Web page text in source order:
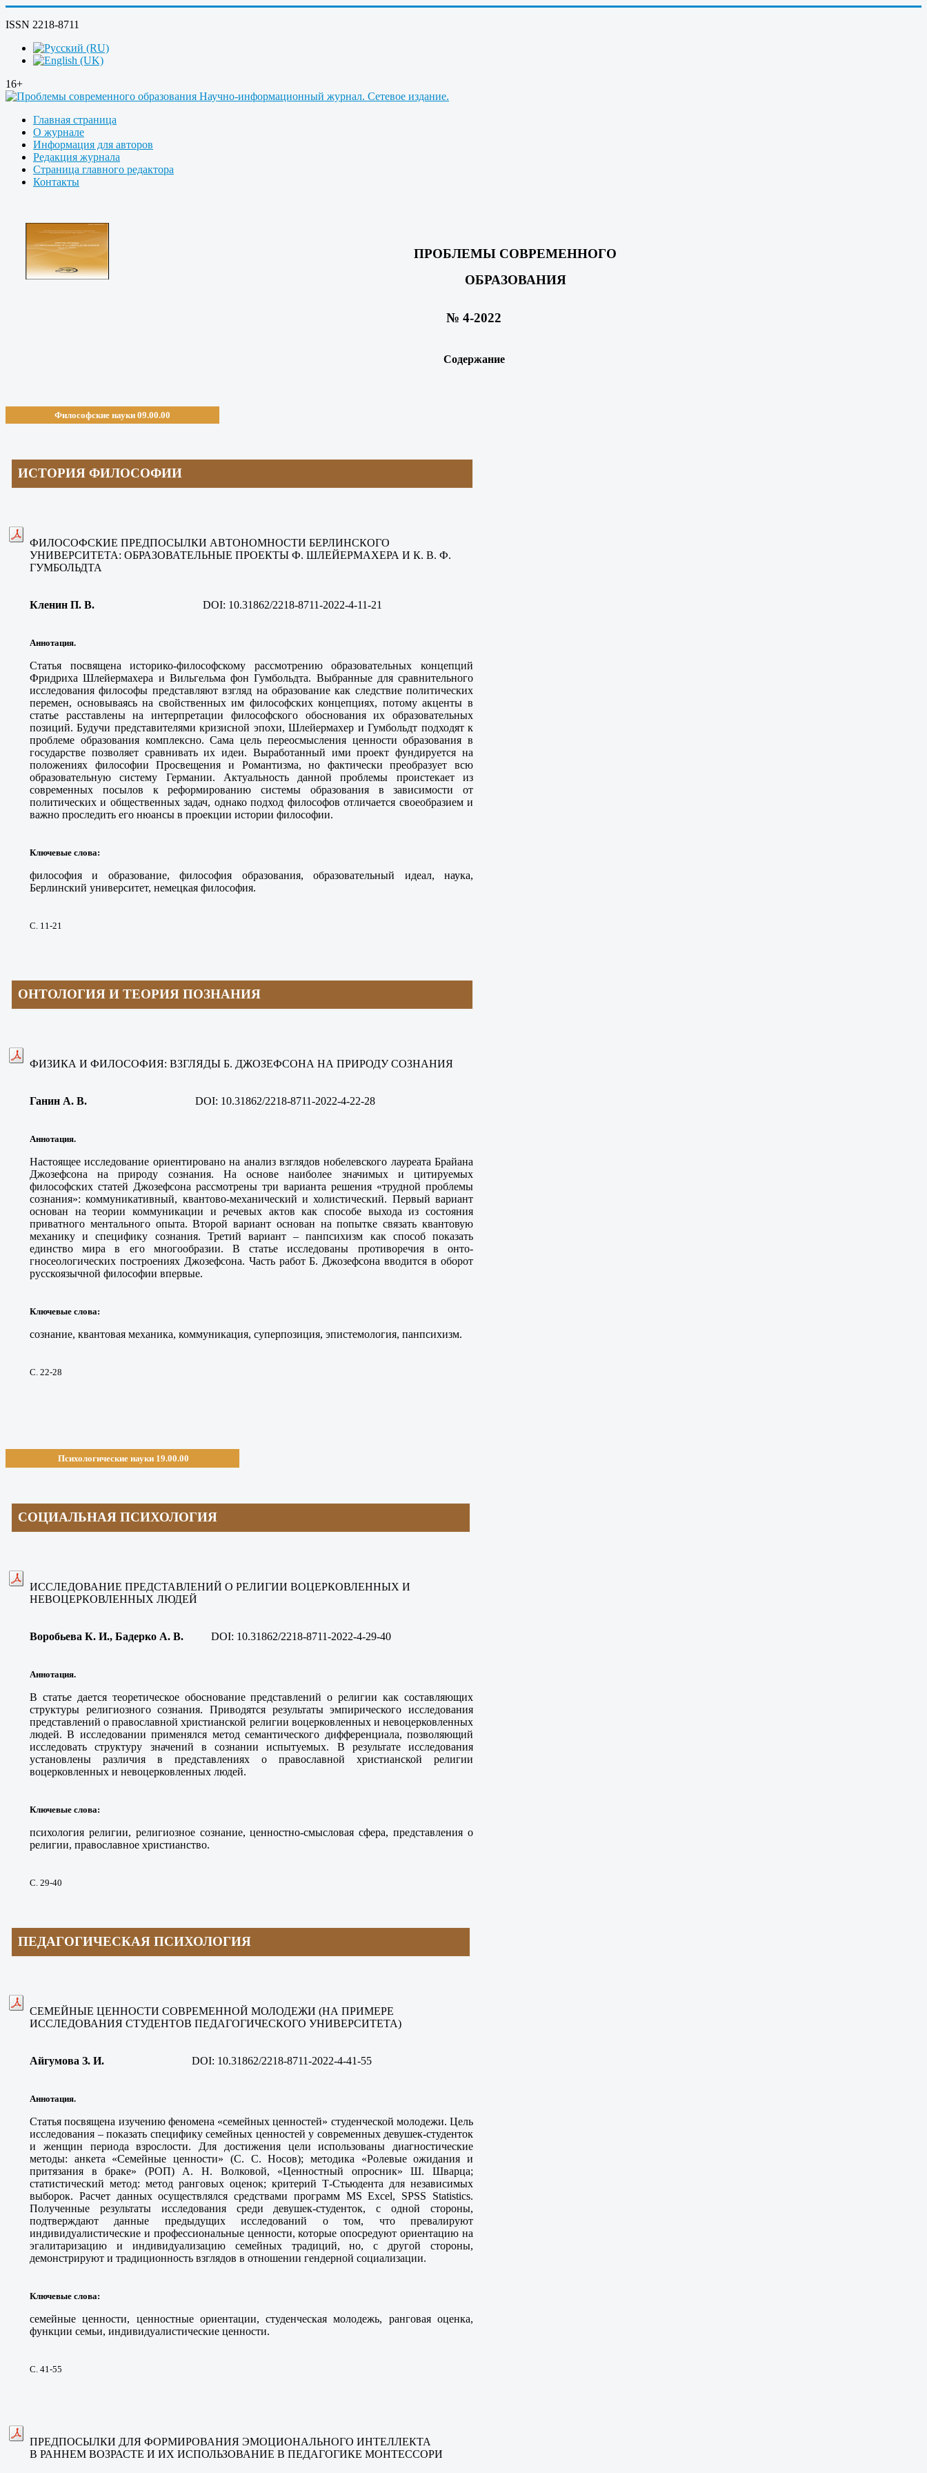
ISSN 2218-8711
16+
Главная страница
О журнале
Информация для авторов
Редакция журнала
Страница главного редактора
Контакты
ПРОБЛЕМЫ СОВРЕМЕННОГО
ОБРАЗОВАНИЯ
№ 4-2022
Содержание
Философские науки 09.00.00
ИСТОРИЯ ФИЛОСОФИИ
ФИЛОСОФСКИЕ ПРЕДПОСЫЛКИ АВТОНОМНОСТИ БЕРЛИНСКОГО
УНИВЕРСИТЕТА: ОБРАЗОВАТЕЛЬНЫЕ ПРОЕКТЫ Ф. ШЛЕЙЕРМАХЕРА И К. В. Ф.
ГУМБОЛЬДТА
Кленин П. В. DOI: 10.31862/2218-8711-2022-4-11-21
Аннотация.
Статья посвящена историко-философскому рассмотрению образовательных концепций
Фридриха Шлейермахера и Вильгельма фон Гумбольдта. Выбранные для сравнительного
исследования философы представляют взгляд на образование как следствие политических
перемен, основываясь на свойственных им философских концепциях, потому акценты в
статье расставлены на интерпретации философского обоснования их образовательных
позиций. Будучи представителями кризисной эпохи, Шлейермахер и Гумбольдт подходят к
проблеме образования комплексно. Сама цель переосмысления ценности образования в
государстве позволяет сравнивать их идеи. Выработанный ими проект фундируется на
положениях философии Просвещения и Романтизма, но фактически преобразует всю
образовательную систему Германии. Актуальность данной проблемы проистекает из
современных посылов к реформированию системы образования в зависимости от
политических и общественных задач, однако подход философов отличается своеобразием и
важно проследить его нюансы в проекции истории философии.
Ключевые слова:
философия и образование, философия образования, образовательный идеал, наука,
Берлинский университет, немецкая философия.
С. 11-21
ОНТОЛОГИЯ И ТЕОРИЯ ПОЗНАНИЯ
ФИЗИКА И ФИЛОСОФИЯ: ВЗГЛЯДЫ Б. ДЖОЗЕФСОНА НА ПРИРОДУ СОЗНАНИЯ
Ганин А. В. DOI: 10.31862/2218-8711-2022-4-22-28
Аннотация.
Настоящее исследование ориентировано на анализ взглядов нобелевского лауреата Брайана
Джозефсона на природу сознания. На основе наиболее значимых и цитируемых
философских статей Джозефсона рассмотрены три варианта решения «трудной проблемы
сознания»: коммуникативный, квантово-механический и холистический. Первый вариант
основан на теории коммуникации и речевых актов как способе выхода из состояния
приватного ментального опыта. Второй вариант основан на попытке связать квантовую
механику и специфику сознания. Третий вариант – панпсихизм как способ показать
единство мира в его многообразии. В статье исследованы противоречия в онто-
гносеологических построениях Джозефсона. Часть работ Б. Джозефсона вводится в оборот
русскоязычной философии впервые.
Ключевые слова:
сознание, квантовая механика, коммуникация, суперпозиция, эпистемология, панпсихизм.
С. 22-28
Психологические науки 19.00.00
СОЦИАЛЬНАЯ ПСИХОЛОГИЯ
ИССЛЕДОВАНИЕ ПРЕДСТАВЛЕНИЙ О РЕЛИГИИ ВОЦЕРКОВЛЕННЫХ И
НЕВОЦЕРКОВЛЕННЫХ ЛЮДЕЙ
Воробьева К. И., Бадерко А. В. DOI: 10.31862/2218-8711-2022-4-29-40
Аннотация.
В статье дается теоретическое обоснование представлений о религии как составляющих
структуры религиозного сознания. Приводятся результаты эмпирического исследования
представлений о православной христианской религии воцерковленных и невоцерковленных
людей. В исследовании применялся метод семантического дифференциала, позволяющий
исследовать структуру значений в сознании испытуемых. В результате исследования
установлены различия в представлениях о православной христианской религии
воцерковленных и невоцерковленных людей.
Ключевые слова:
психология религии, религиозное сознание, ценностно-смысловая сфера, представления о
религии, православное христианство.
С. 29-40
ПЕДАГОГИЧЕСКАЯ ПСИХОЛОГИЯ
СЕМЕЙНЫЕ ЦЕННОСТИ СОВРЕМЕННОЙ МОЛОДЕЖИ (НА ПРИМЕРЕ
ИССЛЕДОВАНИЯ СТУДЕНТОВ ПЕДАГОГИЧЕСКОГО УНИВЕРСИТЕТА)
Айгумова З. И. DOI: 10.31862/2218-8711-2022-4-41-55
Аннотация.
Статья посвящена изучению феномена «семейных ценностей» студенческой молодежи. Цель
исследования – показать специфику семейных ценностей у современных девушек-студенток
и женщин периода взрослости. Для достижения цели использованы диагностические
методы: анкета «Семейные ценности» (С. С. Носов); методика «Ролевые ожидания и
притязания в браке» (РОП) А. Н. Волковой, «Ценностный опросник» Ш. Шварца;
статистический метод: метод ранговых оценок; критерий Т-Стьюдента для независимых
выборок. Расчет данных осуществлялся средствами программ MS Excel, SPSS Statistics.
Полученные результаты исследования среди девушек-студенток, с одной стороны,
подтверждают данные предыдущих исследований о том, что превалируют
индивидуалистические и профессиональные ценности, которые опосредуют ориентацию на
эгалитаризацию и индивидуализацию семейных традиций, но, с другой стороны,
демонстрируют и традиционность взглядов в отношении гендерной социализации.
Ключевые слова:
семейные ценности, ценностные ориентации, студенческая молодежь, ранговая оценка,
функции семьи, индивидуалистические ценности.
С. 41-55
ПРЕДПОСЫЛКИ ДЛЯ ФОРМИРОВАНИЯ ЭМОЦИОНАЛЬНОГО ИНТЕЛЛЕКТА
В РАННЕМ ВОЗРАСТЕ И ИХ ИСПОЛЬЗОВАНИЕ В ПЕДАГОГИКЕ МОНТЕССОРИ